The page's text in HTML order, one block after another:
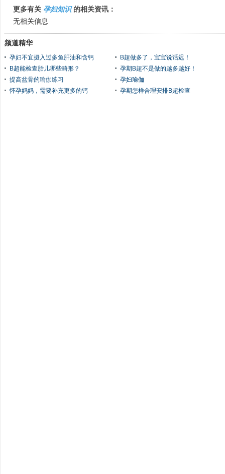
更多有关 孕妇知识 的相关资讯：
无相关信息
频道精华
孕妇不宜摄入过多鱼肝油和含钙
B超做多了，宝宝说话迟！
B超能检查胎儿哪些畸形？
孕期B超不是做的越多越好！
提高盆骨的瑜伽练习
孕妇瑜伽
怀孕妈妈，需要补充更多的钙
孕期怎样合理安排B超检查